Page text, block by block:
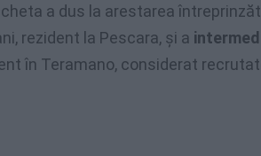
a dus la arestarea
rezident la Pescara, și a
în Teramano, considerat